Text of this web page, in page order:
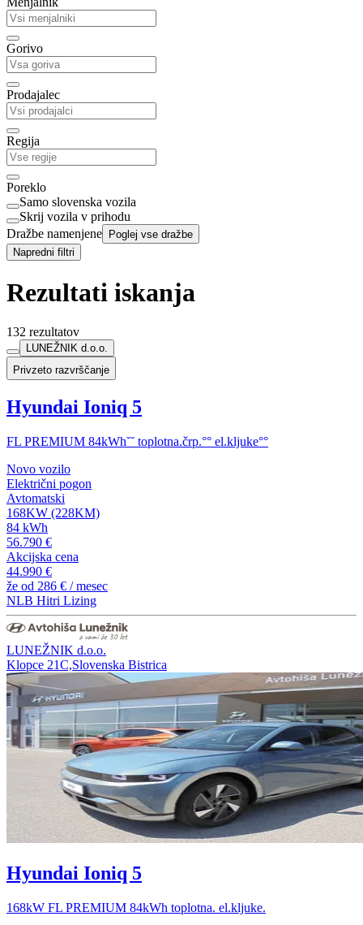
Gorivo
Prodajalec
Regija
Poreklo
Samo slovenska vozila
Skrij vozila v prihodu
Dražbe namenjene Poglej vse dražbe
Napredni filtri
Rezultati iskanja
132 rezultatov
LUNEŽNIK d.o.o.
Privzeto razvrščanje
Hyundai Ioniq 5
FL PREMIUM 84kWh˘˘ toplotna.črp.°° el.kljuke°°
Novo vozilo
Električni pogon
Avtomatski
168KW (228KM)
84 kWh
56.790 €
Akcijska cena
44.990 €
že od 286 € / mesec
NLB Hitri Lizing
LUNEŽNIK d.o.o.
Klopce 21C,Slovenska Bistrica
Hyundai Ioniq 5
168kW FL PREMIUM 84kWh toplotna. el.kljuke.